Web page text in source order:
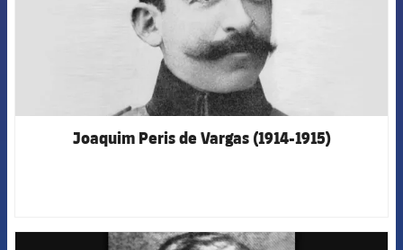
Joaquim Peris de Vargas (1914-1915)
FCB Barcelona badge